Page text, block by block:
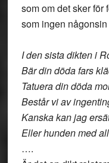
som om det sker för
som ingen
I den sista dikten i
Bär din döda fars
Tatuera din döda
Består vi av
Kanska kan jag
Eller hunden med
….